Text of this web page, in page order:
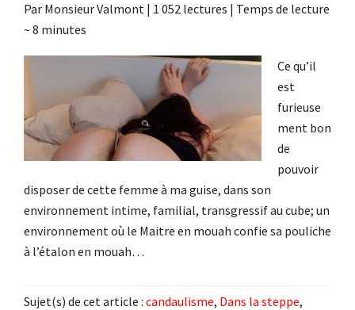
Par Monsieur Valmont | 1 052 lectures | Temps de lecture
~ 8 minutes
Ce qu’il
est
furieuse
ment bon
de
pouvoir
disposer de cette femme à ma guise, dans son
environnement intime, familial, transgressif au cube; un
environnement où le Maitre en mouah confie sa pouliche
à l’étalon en mouah…
Sujet(s) de cet article : candaulisme, Dans la steppe,